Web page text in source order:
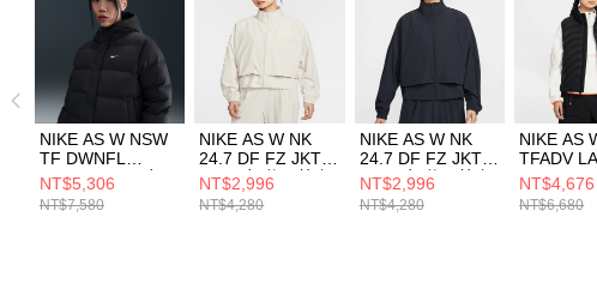
５．嚴禁
形，恩沛
動。
NIKE AS W NSW
TF DWNFL
METRO PFR 女
羽絨外套
IH0728010
NT$5,306
NT$7,580
NIKE AS W NK
24.7 DF FZ JKT
WVN 女 休閒外套
HJ0964104
NT$2,996
NT$4,280
NIKE AS W NK
24.7 DF FZ JKT
WVN 女 休閒外套
HJ0964010
NT$2,996
NT$4,280
NIKE AS
TFADV
FLOW
絨外套
NT$4,676
NT$6,680